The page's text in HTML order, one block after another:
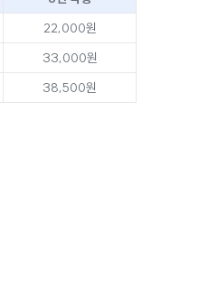
22,000원
33,000원
38,500원